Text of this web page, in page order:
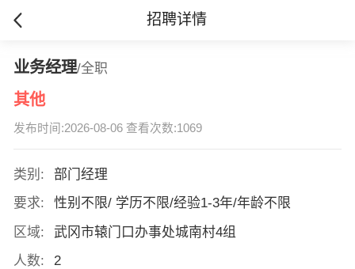
招聘详情
业务经理/全职
其他
发布时间:2026-08-06 查看次数:1069
类别:
部门经理
要求:
性别不限/ 学历不限/经验1-3年/年龄不限
区域:
武冈市辕门口办事处城南村4组
人数:
2